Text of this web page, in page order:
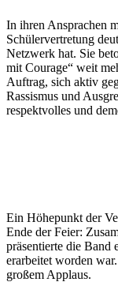
In ihren Ansprachen
Schülervertretung
Netzwerk hat. Sie
mit Courage“ weit
Auftrag, sich aktiv
Rassismus und
respektvolles und
Ein Höhepunkt der
Ende der Feier:
präsentierte die Band
erarbeitet worden
großem Applaus.